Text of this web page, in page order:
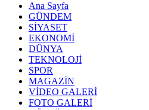
Ana Sayfa
GÜNDEM
SİYASET
EKONOMİ
DÜNYA
TEKNOLOJİ
SPOR
MAGAZİN
VİDEO GALERİ
FOTO GALERİ